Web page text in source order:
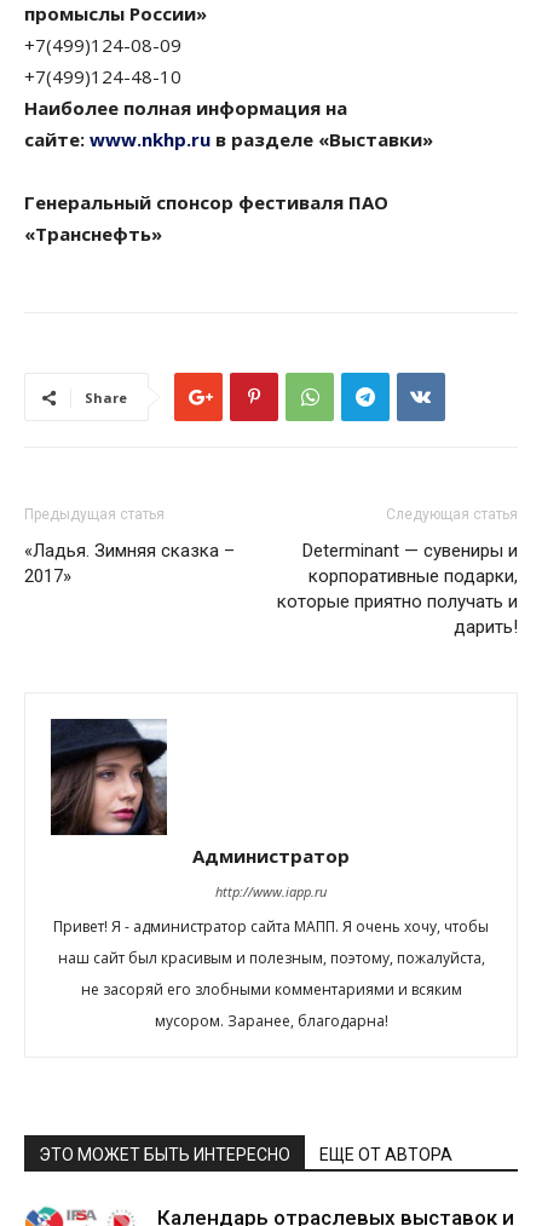
промыслы России»
+7(499)124-08-09
+7(499)124-48-10
Наиболее полная информация на
сайте: www.nkhp.ru в разделе «Выставки»
Генеральный спонсор фестиваля ПАО
«Транснефть»
Share
Предыдущая статья
«Ладья. Зимняя сказка –
2017»
Следующая статья
Determinant — сувениры и
корпоративные подарки,
которые приятно получать и
дарить!
Администратор
http://www.iapp.ru
Привет! Я - администратор сайта МАПП. Я очень хочу, чтобы
наш сайт был красивым и полезным, поэтому, пожалуйста,
не засоряй его злобными комментариями и всяким
мусором. Заранее, благодарна!
ЭТО МОЖЕТ БЫТЬ ИНТЕРЕСНО ЕЩЕ ОТ АВТОРА
Календарь отраслевых выставок и